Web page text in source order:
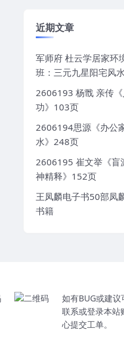
近期文章
军师府 杜云学居家环
班：三元九星阳宅风
2606193 杨戬 亲传
功》103页
2606194思源《办公
水》248页
2606195 崔文举《盲
神精释》152页
王凤麟电子书50部凤
书籍
如有BUG或建
联系或登录本站
心提交工单。